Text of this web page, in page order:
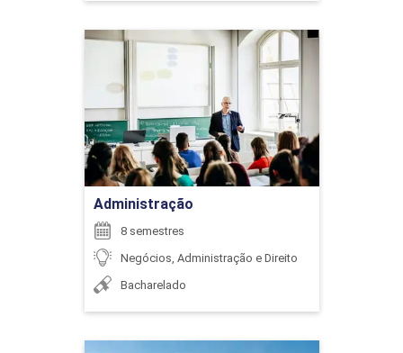
Administração
8 semestres
Negócios, Administração e Direito
Bacharelado
Administração
Detalhes do curso
Ir para Inscrição